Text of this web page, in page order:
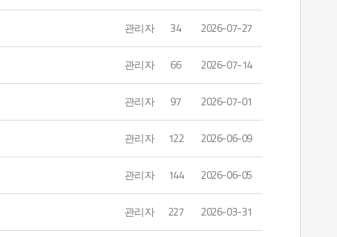
관리자 34 2026-07-27
관리자 66 2026-07-14
관리자 97 2026-07-01
관리자 122 2026-06-09
관리자 144 2026-06-05
관리자 227 2026-03-31